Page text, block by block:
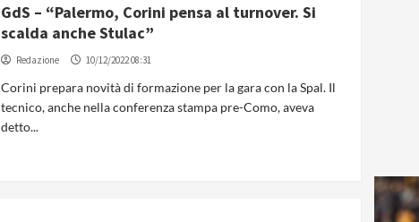
GdS – “Palermo, Corini pensa al turnover. Si
scalda anche Stulac”
Redazione 10/12/2022 08:31
Corini prepara novità di formazione per la gara con la Spal. Il
tecnico, anche nella conferenza stampa pre-Como, aveva
detto...